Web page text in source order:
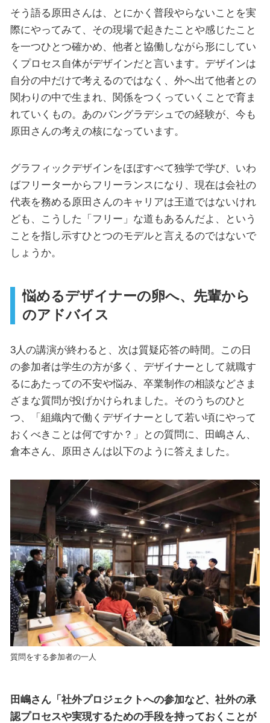
そう語る原田さんは、とにかく普段やらないことを実
際にやってみて、その現場で起きたことや感じたこと
を一つひとつ確かめ、他者と協働しながら形にしてい
くプロセス自体がデザインだと言います。デザインは
自分の中だけで考えるのではなく、外へ出て他者との
関わりの中で生まれ、関係をつくっていくことで育ま
れていくもの。あのバングラデシュでの経験が、今も
原田さんの考えの核になっています。
グラフィックデザインをほぼすべて独学で学び、いわ
ばフリーターからフリーランスになり、現在は会社の
代表を務める原田さんのキャリアは王道ではないけれ
ども、こうした「フリー」な道もあるんだよ、という
ことを指し示すひとつのモデルと言えるのではないで
しょうか。
悩めるデザイナーの卵へ、先輩から
のアドバイス
3人の講演が終わると、次は質疑応答の時間。この日
の参加者は学生の方が多く、デザイナーとして就職す
るにあたっての不安や悩み、卒業制作の相談などさま
ざまな質問が投げかけられました。そのうちのひと
つ、「組織内で働くデザイナーとして若い頃にやって
おくべきことは何ですか？」との質問に、田嶋さん、
倉本さん、原田さんは以下のように答えました。
質問をする参加者の一人
田嶋さん「社外プロジェクトへの参加など、社外の承
認プロセスや実現するための手段を持っておくことが